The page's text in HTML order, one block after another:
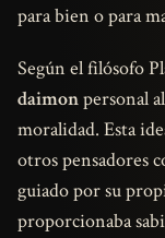
para bien o para
Según el filósofo
daimonpersonal
moralidad. Esta
otros pensadores
guiado por su
proporcionaba